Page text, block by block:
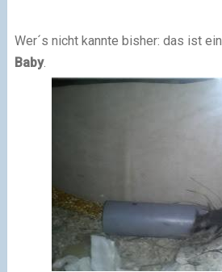
Wer´s nicht kannte bisher: das ist ein
Baby.